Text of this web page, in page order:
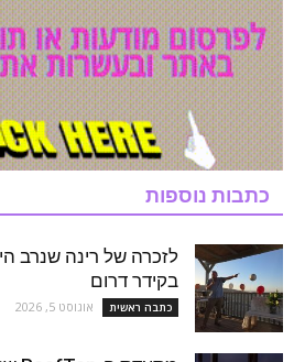
כתבות נוספות
לזכרה של רינה שנרב
בקידר דרום
כתבה ראשית אוגוסט 5, 2026